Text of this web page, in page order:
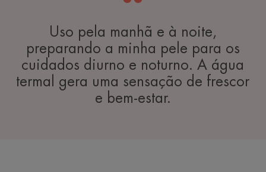
Uso pela manhã e à noite,
preparando a minha pele para os
cuidados diurno e noturno. A água
termal gera uma sensação de frescor
e bem-estar.